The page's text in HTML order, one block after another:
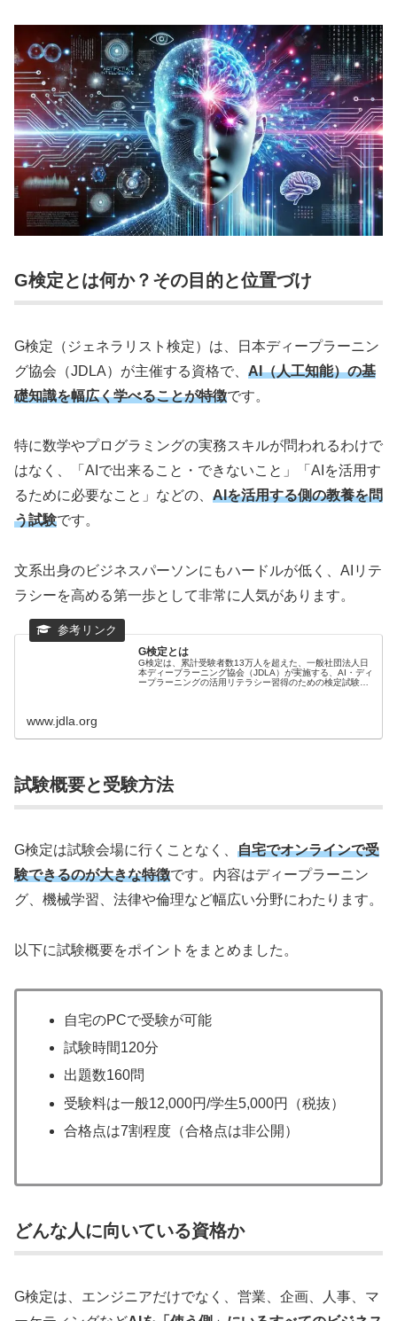
G検定とは何か？その目的と位置づけ
G検定（ジェネラリスト検定）は、日本ディープラーニン
グ協会（JDLA）が主催する資格で、 AI（人工知能）の基
礎知識を幅広く学べることが特徴です。
特に数学やプログラミングの実務スキルが問われるわけで
はなく、「AIで出来ること・できないこと」「AIを活用す
るために必要なこと」などの、 AIを活用する側の教養を問
う試験です。
文系出身のビジネスパーソンにもハードルが低く、AIリテ
ラシーを高める第一歩として非常に人気があります。
G検定とは
G検定は、累計受験者数13万人を超えた、一般社団法人日
本ディープラーニング協会（JDLA）が実施する、AI・ディ
ープラーニングの活⽤リテラシー習得のための検定試験で
www.jdla.org
試験概要と受験方法
G検定は試験会場に行くことなく、 自宅でオンラインで受
験できるのが大きな特徴です。内容はディープラーニン
グ、機械学習、法律や倫理など幅広い分野にわたります。
以下に試験概要をポイントをまとめました。
自宅のPCで受験が可能
試験時間120分
出題数160問
受験料は一般12,000円/学生5,000円（税抜）
合格点は7割程度（合格点は非公開）
どんな人に向いている資格か
G検定は、エンジニアだけでなく、営業、企画、人事、マ